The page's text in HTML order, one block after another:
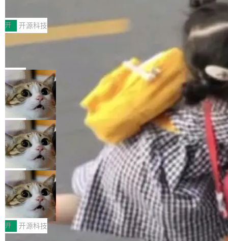
常维护操作，并完整支持 Iceberg V3 格式。
村国家自主创新示范区会议中心开幕。本届大会
由中关村智联软件服务业质量创新联盟主办，以
“智构可信·质创未来——AI原生时代的质量新范
式”为主题，直面AI从实验室走向规模化产业落地
的核心质量命题。会上，《2026智能研发生产力
工具选型手册》发布，Testin云测的Testin XAge
nt智能测试系统入选AI测试领域代表产品。对CI
O而言，这提示了一个转变：AI测试正在从效率
工具升级为企业的质量基础设施。 CIO面对的新
现实 过去两年，CIO们的焦虑清单上多了两项：
一是如何让大模型和智能体应用安全地从PoC走
向生产，二是如何让测试团队跟得上AI应用...
开 开源科技
让非法状态不可表示：一篇关于 ADT
有一种东西，一旦用过就回不去了。Alex Fedos
eev 管它叫"软件设计的基石"。 他说的东西不新
鲜——代数数据类型（ADT），尤其是和类型
（sum type）。但他说清楚了一件事：这不是类
型系统的学术体操，是日常编码的思维方式。 文
章从一个简单的例子切入。一个网站的深色主题
设置，如果用布尔值 + 可空字段来表示——bool
ean 表示是否可切换，nullable 的默认模式、浅
色方案、深色方案——会产生大量无意义的组
合。方案缺了、配置冲突了、全 null 了。要知道
哪些组合有效，作者说，你得靠"文档、校验、或
者部落知识"。 换个写法。Rust 的 enum，两个
变体：Switchable...
局
Cloudflare 开源内部企业 AI 平台 Clou
dflare OS
Cloudflare 发布了一个开源项目 Cloudflare O
S。如果你只看官方博客，你会觉得这是又一
个"AI 知识库 + 聊天机器人"——每个大厂都在
做，没什么新鲜的。 但 Kenton Varda 在 Twitte
r 上把事情说清楚了： 今天我们发布了 Cloudfla
re OS，一个带连接器的聊天机器人，跟其他所
有科技公司做的一样。只不过，实际上它不一
样。这是 Sandstorm.io 的重制版，我十年前的
那个创业公司。不同的是，这次它构建在 Cloudf
lare Workers 上——我花了九年时间搭建的平台
——并且深度集成了 AI。这基本上是我十年秘密
局
Deno 团队开源 Celld，可自托管的分
布式 Durable Objects
Ryan Dahl 领导的 Deno 团队推出了最新开源项
目 Celld，一个能在自己机器上运行 Cloudflare
Workers 和 Durable Objects 的守护进程。 设
计思路很直接：每个对象是一个独立的 SQLite
数据库，按名称寻址，复制到你自己的 S3 兼容
存储库里。节点之间只通过这个存储库协调——
没有控制平面，没有共识协议。每个对象自带一
局
鲁大师7月新机性能/流畅/AI榜：vivo夺
性能、流畅双第一，三星Galaxy Z系列
新折叠缺席
2026年7月的手机市场，由于存储等硬件成本暴
增，手机厂商的日子也不好过啊，新机速度明显
放缓，因此硝烟味淡了许多。新机参数规格除开
开 开源科技